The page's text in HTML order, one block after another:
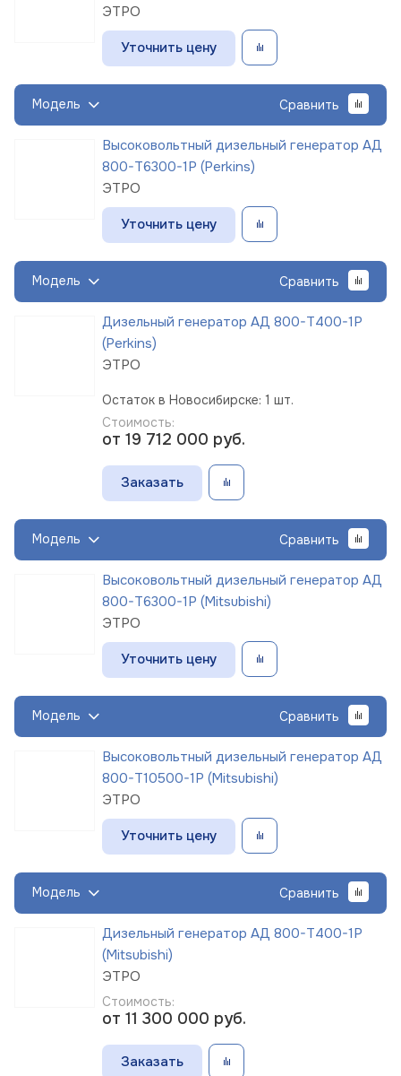
ЭТРО
Уточнить цену
Модель Сравнить
Высоковольтный дизельный генератор АД
800-Т6300-1Р (Perkins)
ЭТРО
Уточнить цену
Модель Сравнить
Дизельный генератор АД 800-Т400-1Р
(Perkins)
ЭТРО
Остаток в Новосибирске: 1 шт.
Стоимость:
от 19 712 000 руб.
Заказать
Модель Сравнить
Высоковольтный дизельный генератор АД
800-Т6300-1Р (Mitsubishi)
ЭТРО
Уточнить цену
Модель Сравнить
Высоковольтный дизельный генератор АД
800-Т10500-1Р (Mitsubishi)
ЭТРО
Уточнить цену
Модель Сравнить
Дизельный генератор АД 800-Т400-1Р
(Mitsubishi)
ЭТРО
Стоимость:
от 11 300 000 руб.
Заказать